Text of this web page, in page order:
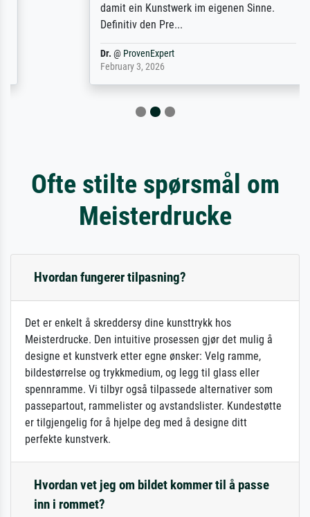
damit ein Kunstwerk im eigenen Sinne.
Definitiv den Pre...
ProvenExpert
February 3, 2026
Ofte stilte spørsmål om
Meisterdrucke
Hvordan fungerer tilpasning?
Det er enkelt å skreddersy dine kunsttrykk hos
Meisterdrucke. Den intuitive prosessen gjør det mulig å
designe et kunstverk etter egne ønsker: Velg ramme,
bildestørrelse og trykkmedium, og legg til glass eller
spennramme. Vi tilbyr også tilpassede alternativer som
passepartout, rammelister og avstandslister. Kundestøtte
er tilgjengelig for å hjelpe deg med å designe ditt
perfekte kunstverk.
Hvordan vet jeg om bildet kommer til å passe
inn i rommet?